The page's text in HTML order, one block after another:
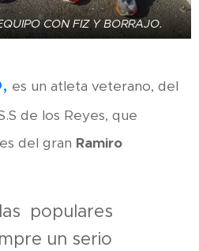
CON FIZ Y BORRAJO.
, es un atleta veterano, del
de los Reyes, que
del gran Ramiro
populares
un serio